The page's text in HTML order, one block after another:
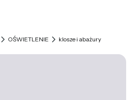
0. Zobacz szczegóły
OŚWIETLENIE klosze i abażury